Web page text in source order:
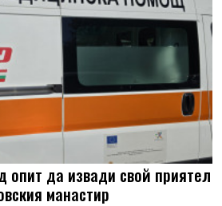
опит да извади свой приятел
манастир